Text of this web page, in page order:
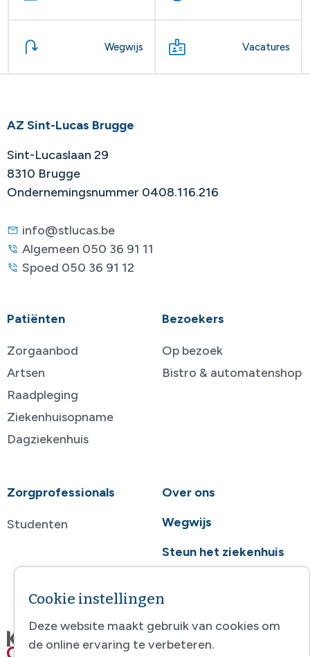
Wegwijs Vacatures
AZ Sint-Lucas Brugge
Sint-Lucaslaan 29
8310 Brugge
Ondernemingsnummer 0408.116.216
info@stlucas.be
Algemeen 050 36 91 11
Spoed 050 36 91 12
Patiënten
Zorgaanbod
Artsen
Raadpleging
Ziekenhuisopname
Dagziekenhuis
Bezoekers
Op bezoek
Bistro & automatenshop
Zorgprofessionals
Studenten
Over ons
Wegwijs
Steun het ziekenhuis
Cookie instellingen
Deze website maakt gebruik van cookies om
de online ervaring te verbeteren.